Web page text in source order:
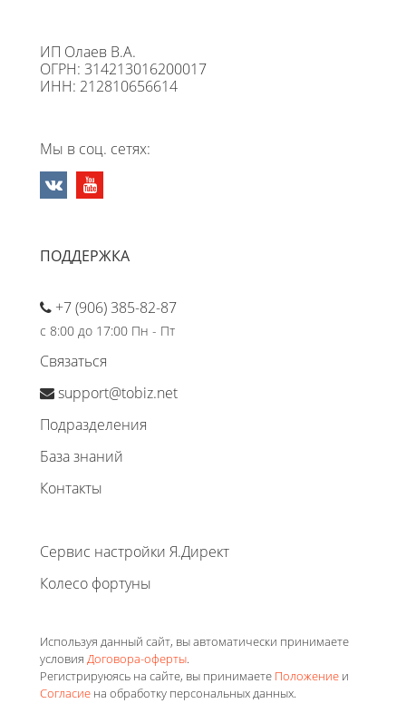
ИП Олаев В.А.
ОГРН: 314213016200017
ИНН: 212810656614
Мы в соц. сетях:
ПОДДЕРЖКА
+7 (906) 385-82-87
с 8:00 до 17:00 Пн - Пт
Связаться
support@tobiz.net
Подразделения
База знаний
Контакты
Сервис настройки Я.Директ
Колесо фортуны
Используя данный сайт, вы автоматически принимаете
условия Договора-оферты.
Регистрируюясь на сайте, вы принимаете Положение и
Согласие на обработку персональных данных.